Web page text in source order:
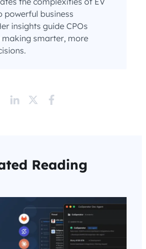
powerful business
insights guide CPOs
making smarter, more
Reading